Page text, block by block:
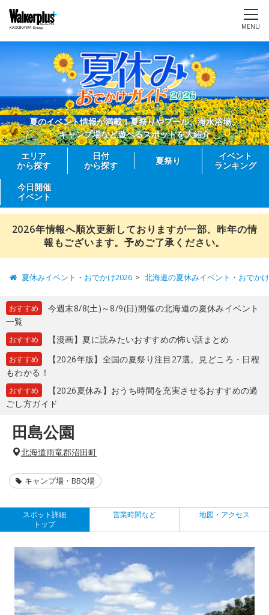
MENU
夏のイベント情報が満載！夏祭りやプール、海水浴場、
キャンプ場など遊べるスポットを大紹介
エリア
から探す
日付
から探す
夏祭り
イベント
ランキング
今日開催
イベント
2026年情報へ順次更新しておりますが一部、昨年の情
報もございます。予めご了承ください。
夏休みイベント・おでかけ2026 北海道の夏休みイベント・おでか
おすすめ
今週末8/8(土)～8/9(日)開催の北海道の夏休みイベント
一覧
おすすめ 【漫画】夏に読みたいおすすめの怖い話まとめ
おすすめ
【2026年版】全国の夏祭り注目27選。見どころ・日程
もわかる！
おすすめ
【2026夏休み】おうち時間を充実させるおすすめの過
ごし方ガイド
田島公園
北海道雨竜郡沼田町
キャンプ場・BBQ場
スポット詳細
トップ
営業時間など 地図・アクセス